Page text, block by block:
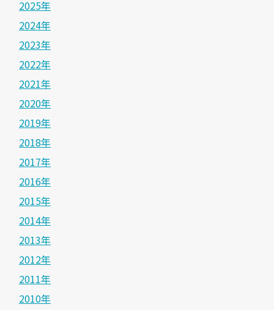
2025年
2024年
2023年
2022年
2021年
2020年
2019年
2018年
2017年
2016年
2015年
2014年
2013年
2012年
2011年
2010年